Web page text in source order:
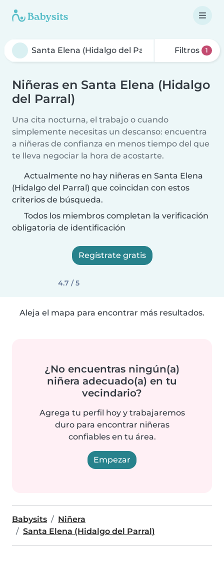
Filtros 1
Niñeras en Santa Elena (Hidalgo
del Parral)
Una cita nocturna, el trabajo o cuando
simplemente necesitas un descanso: encuentra
a niñeras de confianza en menos tiempo del que
te lleva negociar la hora de acostarte.
Actualmente no hay niñeras en Santa Elena
(Hidalgo del Parral) que coincidan con estos
criterios de búsqueda.
Todos los miembros completan la verificación
obligatoria de identificación
Regístrate gratis
4.7 / 5
Aleja el mapa para encontrar más resultados.
¿No encuentras ningún(a)
niñera adecuado(a) en tu
vecindario?
Agrega tu perfil hoy y trabajaremos
duro para encontrar niñeras
confiables en tu área.
Empezar
Babysits
Niñera
Santa Elena (Hidalgo del Parral)